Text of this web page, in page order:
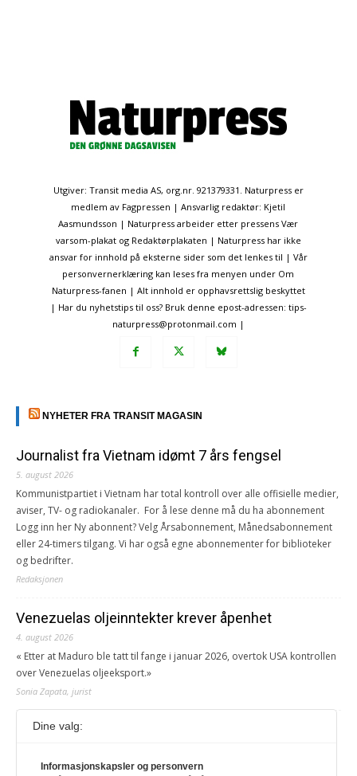
Utgiver: Transit media AS, org.nr. 921379331. Naturpress er
medlem av Fagpressen | Ansvarlig redaktør: Kjetil
Aasmundsson | Naturpress arbeider etter pressens Vær
varsom-plakat og Redaktørplakaten | Naturpress har ikke
ansvar for innhold på eksterne sider som det lenkes til | Vår
personvernerklæring kan leses fra menyen under Om
Naturpress-fanen | Alt innhold er opphavsrettslig beskyttet
| Har du nyhetstips til oss? Bruk denne epost-adressen: tips-
naturpress@protonmail.com |
NYHETER FRA TRANSIT MAGASIN
Journalist fra Vietnam idømt 7 års fengsel
5. august 2026
Kommunistpartiet i Vietnam har total kontroll over alle offisielle medier,
aviser, TV- og radiokanaler. For å lese denne må du ha abonnement
Logg inn her Ny abonnent? Velg Årsabonnement, Månedsabonnement
eller 24-timers tilgang. Vi har også egne abonnementer for biblioteker
og bedrifter.
Redaksjonen
Venezuelas oljeinntekter krever åpenhet
4. august 2026
« Etter at Maduro ble tatt til fange i januar 2026, overtok USA kontrollen
over Venezuelas oljeeksport.»
Sonia Zapata, jurist
117,8 millioner er på flukt, en nedgang fra forrige
1. august 2026
Dine valg:
Informasjonskapsler og personvern